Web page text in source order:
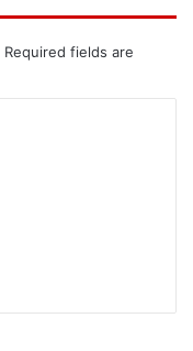
Required fields are